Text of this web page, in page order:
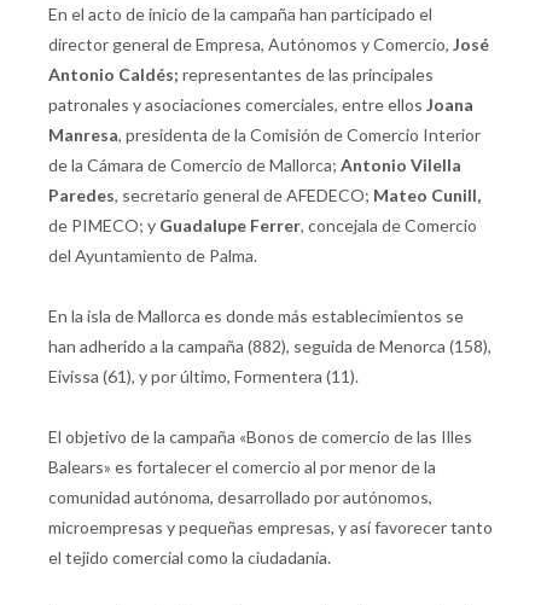
En el acto de inicio de la campaña han participado el
director general de Empresa, Autónomos y Comercio, José
Antonio Caldés; representantes de las principales
patronales y asociaciones comerciales, entre ellos Joana
Manresa, presidenta de la Comisión de Comercio Interior
de la Cámara de Comercio de Mallorca; Antonio Vilella
Paredes, secretario general de AFEDECO; Mateo Cunill,
de PIMECO; y Guadalupe Ferrer, concejala de Comercio
del Ayuntamiento de Palma.
En la isla de Mallorca es donde más establecimientos se
han adherido a la campaña (882), seguida de Menorca (158),
Eivissa (61), y por último, Formentera (11).
El objetivo de la campaña «Bonos de comercio de las Illes
Balears» es fortalecer el comercio al por menor de la
comunidad autónoma, desarrollado por autónomos,
microempresas y pequeñas empresas, y así favorecer tanto
el tejido comercial como la ciudadanía.